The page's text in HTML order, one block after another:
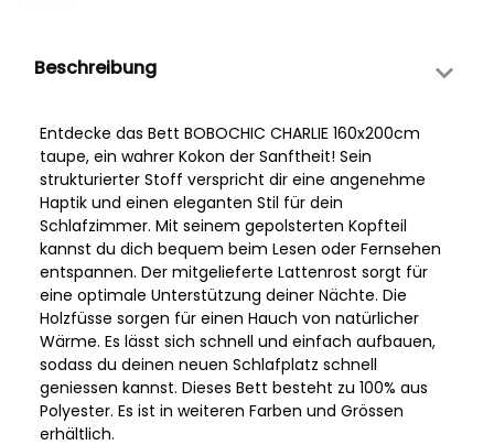
Beschreibung
Entdecke das Bett BOBOCHIC CHARLIE 160x200cm
taupe, ein wahrer Kokon der Sanftheit! Sein
strukturierter Stoff verspricht dir eine angenehme
Haptik und einen eleganten Stil für dein
Schlafzimmer. Mit seinem gepolsterten Kopfteil
kannst du dich bequem beim Lesen oder Fernsehen
entspannen. Der mitgelieferte Lattenrost sorgt für
eine optimale Unterstützung deiner Nächte. Die
Holzfüsse sorgen für einen Hauch von natürlicher
Wärme. Es lässt sich schnell und einfach aufbauen,
sodass du deinen neuen Schlafplatz schnell
geniessen kannst. Dieses Bett besteht zu 100% aus
Polyester. Es ist in weiteren Farben und Grössen
erhältlich.